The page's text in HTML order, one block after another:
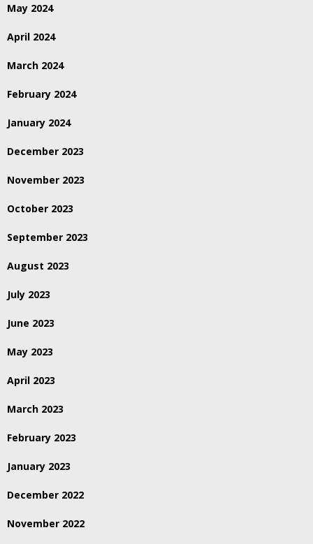
May 2024
April 2024
March 2024
February 2024
January 2024
December 2023
November 2023
October 2023
September 2023
August 2023
July 2023
June 2023
May 2023
April 2023
March 2023
February 2023
January 2023
December 2022
November 2022